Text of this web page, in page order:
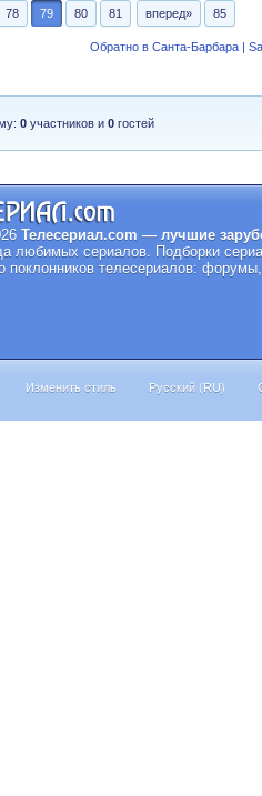
78 79 80 81 вперед» 85
Обратно в Санта-Барбара |
0 участников и0 гостей
Телесериал.com — лучшие
любимых сериалов.
Подборки
поклонников телесериалов:
Изменить стиль Русский (RU)